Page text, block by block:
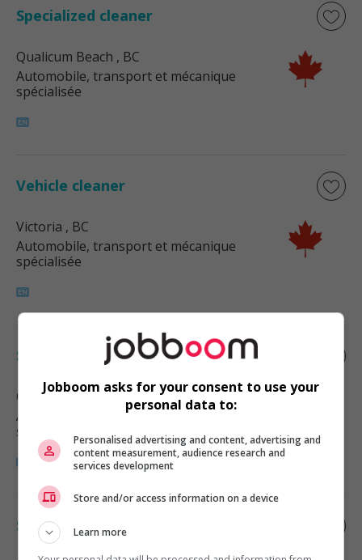
Specialized cleaner
Qualicum Beach , BC
Automobile, transport et mécanique
spécialisée
Vehicle cleaner
Victoria , BC
Automobile, transport et mécanique
spécialisée
Specialized cleaner
Qualicum Beach, BC
Automobile, transport et mécanique
spécialisée
Specialized cleaner
Jobboom asks for your consent to use your
personal data to:
Personalised advertising and content, advertising and
content measurement, audience research and
services development
Store and/or access information on a device
Learn more